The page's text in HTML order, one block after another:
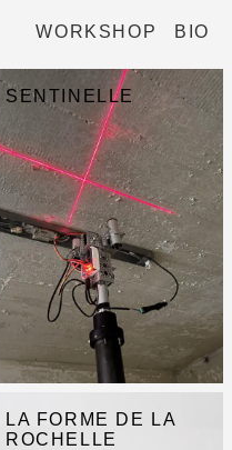
WORKSHOP BIO
SENTINELLE
LA FORME DE LA
ROCHELLE